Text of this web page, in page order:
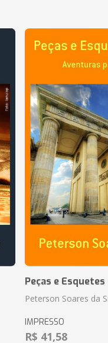
Peças e
Peterson Soares da
IMPRESSO
R$ 41,58